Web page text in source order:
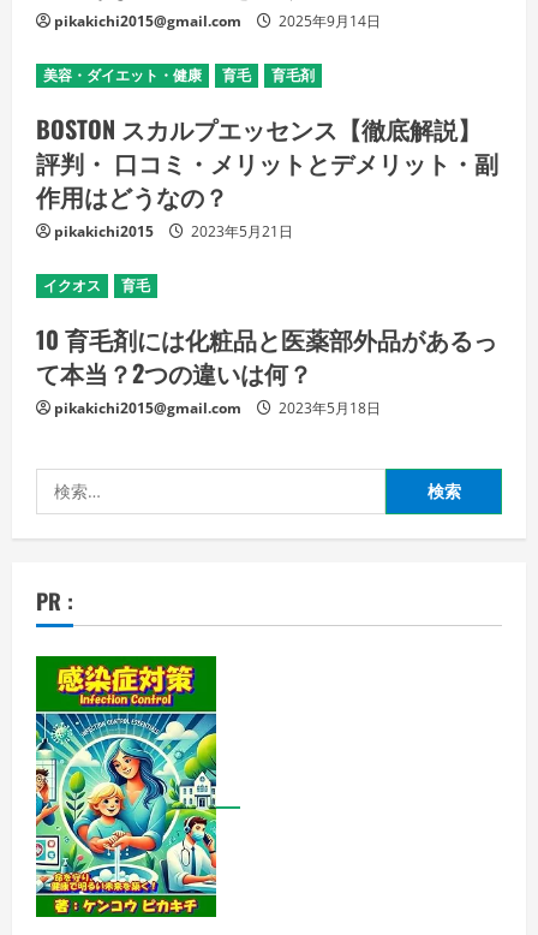
pikakichi2015@gmail.com 2025年9月14日
美容・ダイエット・健康 育毛 育毛剤
BOSTON スカルプエッセンス【徹底解説】
評判・ 口コミ・メリットとデメリット・副
作用はどうなの？
pikakichi2015 2023年5月21日
イクオス 育毛
10 育毛剤には化粧品と医薬部外品があるっ
て本当？2つの違いは何？
pikakichi2015@gmail.com 2023年5月18日
索:
PR :